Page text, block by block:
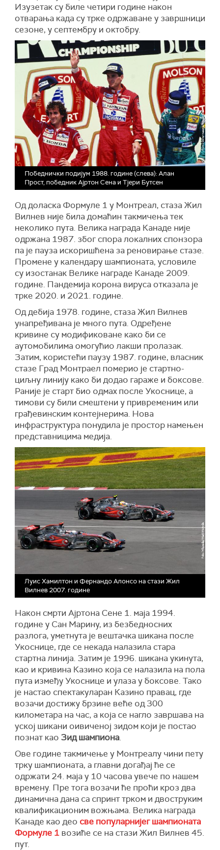
Изузетак су биле четири године након
отварања када су трке одржаване у завршници
сезоне, у септембру и октобру.
Победнички подијум 1988. године (слева): Алан
Прост, победник Ајртон Сена и Тјери Бутсен
Од доласка Формуле 1 у Монтреал, стаза Жил
Вилнев није била домаћин такмичења тек
неколико пута. Велика награда Канаде није
одржана 1987. због спора локалних спонзора
па је пауза искоришћена за реновирање стазе.
Промене у календару шампионата, условиле
су изостанак Велике награде Канаде 2009.
године. Пандемија корона вируса отказала је
трке 2020. и 2021. године.
Од дебија 1978. године, стаза Жил Вилнев
унапређивана је много пута. Одређене
кривине су модификоване како би се
аутомобилима омогућио лакши пролазак.
Затим, користећи паузу 1987. године, власник
стазе Град Монтраел померио је стартно-
циљну линију како би додао гараже и боксове.
Раније је старт био одмах после Укоснице, а
тимови су били смештени у привременим или
грађевинским контејнерима. Нова
инфраструктура понудила је простор намењен
представницима медија.
Луис Хамилтон и Фернандо Алонсо на стази Жил
Вилнев 2007. године
Након смрти Ајртона Сене 1. маја 1994.
године у Сан Марину, из безбедносних
разлога, уметнута је вештачка шикана после
Укоснице, где се некада налазила стара
стартна линија. Затим је 1996. шикана укинута,
као и кривина Казино која се налазила на пола
пута између Укоснице и улаза у боксове. Тако
је настао спектакуларан Казино правац, где
возачи достижу брзине веће од 300
километара на час, а која се нагло завршава на
уској шикани оивиченој зидом који је постао
познат као Зид шампиона.
Ове године такмичење у Монтреалу чини пету
трку шампионата, а главни догађај ће се
одржати 24. маја у 10 часова увече по нашем
времену. Пре тога возачи ће проћи кроз два
динамична дана са спринт трком и двоструким
квалификационим вожњама. Велика награда
Канаде као део све популарнијег шампионата
Формуле 1 возиће се на стази Жил Вилнев 45.
пут.